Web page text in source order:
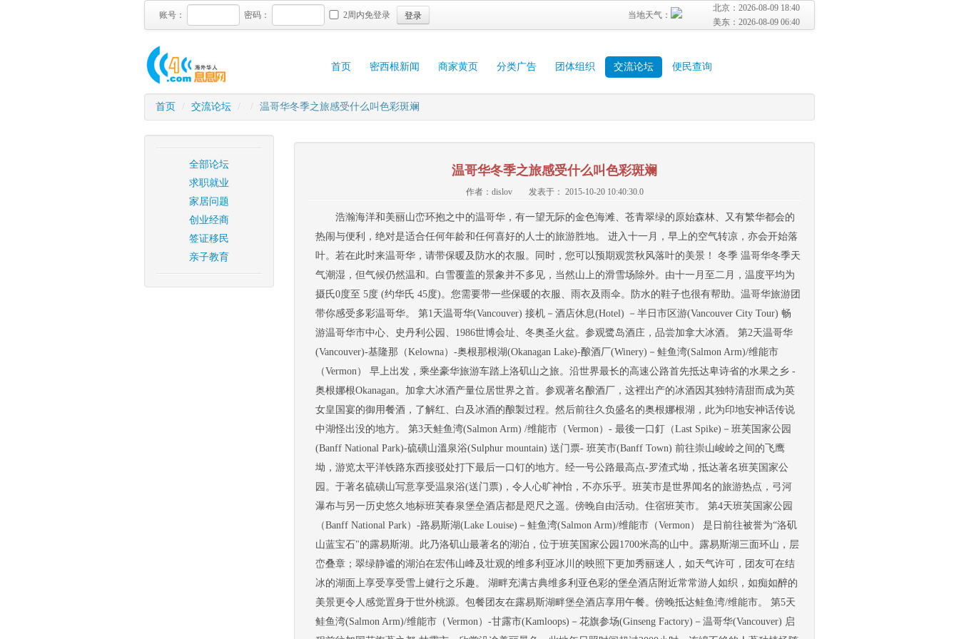
账号： 密码： 2周内免登录 登录
北京： 2026-08-09 18:40
美东： 2026-08-09 06:40
当地天气：
首页 密西根新闻 商家黄页 分类广告 团体组织 交流论坛 便民查询
首页 / 交流论坛 / / 温哥华冬季之旅感受什么叫色彩斑斓
全部论坛
求职就业
家居问题
创业经商
签证移民
亲子教育
温哥华冬季之旅感受什么叫色彩斑斓
作者：dislov 发表于： 2015-10-20 10:40:30.0
浩瀚海洋和美丽山峦环抱之中的温哥华，有一望无际的金色海滩、苍青翠绿的原始森林、又有繁华都会的
热闹与便利，绝对是适合任何年龄和任何喜好的人士的旅游胜地。 进入十一月，早上的空气转凉，亦会开始落
叶。若在此时来温哥华，请带保暖及防水的衣服。同时，您可以预期观赏秋风落叶的美景！ 冬季 温哥华冬季天
气潮湿，但气候仍然温和。白雪覆盖的景象并不多见，当然山上的滑雪场除外。由十一月至二月，温度平均为
摄氏0度至 5度 (约华氏 45度)。您需要带一些保暖的衣服、雨衣及雨伞。防水的鞋子也很有帮助。温哥华旅游团
带你感受多彩温哥华。 第1天温哥华(Vancouver) 接机－酒店休息(Hotel) －半日市区游(Vancouver City Tour) 畅
游温哥华市中心、史丹利公园、1986世博会址、冬奥圣火盆。参观鹭岛酒庄，品尝加拿大冰酒。 第2天温哥华
(Vancouver)-基隆那（Kelowna）-奥根那根湖(Okanagan Lake)-酿酒厂(Winery)－鲑鱼湾(Salmon Arm)/维能市
（Vermon） 早上出发，乘坐豪华旅游车踏上洛矶山之旅。沿世界最长的高速公路首先抵达卑诗省的水果之乡 -
奥根娜根Okanagan。加拿大冰酒产量位居世界之首。参观著名酿酒厂，这裡出产的冰酒因其独特清甜而成为英
女皇国宴的御用餐酒，了解红、白及冰酒的酿製过程。然后前往久负盛名的奥根娜根湖，此为印地安神话传说
中湖怪出没的地方。 第3天鲑鱼湾(Salmon Arm) /维能市（Vermon）- 最後一口釘（Last Spike)－班芙国家公园
(Banff National Park)-硫磺山溫泉浴(Sulphur mountain) 送门票- 班芙市(Banff Town) 前往崇山峻岭之间的飞鹰
坳，游览太平洋铁路东西接驳处打下最后一口钉的地方。经一号公路最高点-罗渣式坳，抵达著名班芙国家公
园。于著名硫磺山写意享受温泉浴(送门票)，令人心旷神怡，不亦乐乎。班芙市是世界闻名的旅游热点，弓河
瀑布与另一历史悠久地标班芙春泉堡垒酒店都是咫尺之遥。傍晚自由活动。住宿班芙市。 第4天班芙国家公园
（Banff National Park）-路易斯湖(Lake Louise)－鲑鱼湾(Salmon Arm)/维能市（Vermon） 是日前往被誉为“洛矶
山蓝宝石"的露易斯湖。此乃洛矶山最著名的湖泊，位于班芙国家公园1700米高的山中。露易斯湖三面环山，层
峦叠章；翠绿静谧的湖泊在宏伟山峰及壮观的维多利亚冰川的映照下更加秀丽迷人，如天气许可，团友可在结
冰的湖面上享受享受雪上健行之乐趣。 湖畔充满古典维多利亚色彩的堡垒酒店附近常常游人如织，如痴如醉的
美景更令人感觉置身于世外桃源。包餐团友在露易斯湖畔堡垒酒店享用午餐。傍晚抵达鲑鱼湾/维能市。 第5天
鲑鱼湾(Salmon Arm)/维能市（Vermon）-甘露市(Kamloops)－花旗参场(Ginseng Factory)－温哥华(Vancouver) 启